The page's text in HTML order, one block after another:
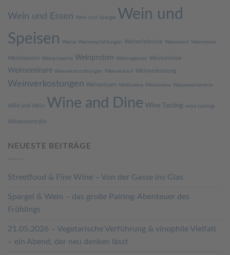
Wein und Essen Wein und Spargel
Wein und
Speisen Weine Weinempfehlungen Weinerlebnisse Weinevent Weinmesse
Weinmessen Weinpräsente Weinproben Weinregionen Weinseminar
Weinseminare Weinveranstaltungen Weinverkauf Weinverkostung
Weinverkostungen Weinwissen Weißweine Weissweine Weissweinseminar
Wild und Wein Wine and Dine Wine Tasting wine tastings
Winzerportraits
NEUESTE BEITRÄGE
Streetfood & Fine Wine – Von der Gasse ins Glas
Spargel & Wein – das große Pairing-Abenteuer des
Frühlings
21.05.2026 – Vegetarische Verführung & vinophile Vielfalt
– ein Abend, der neu denken lässt